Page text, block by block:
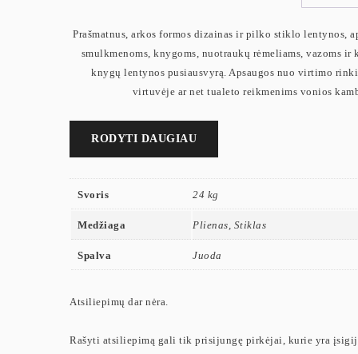
Prašmatnus, arkos formos dizainas ir pilko stiklo lentynos,
smulkmenoms, knygoms, nuotraukų rėmeliams,
knygų lentynos pusiausvyrą. Apsaugos nuo virtimo
virtuvėje ar net tualeto reikmenims vonios
RODYTI DAUGIAU
Svoris 24 kg
Medžiaga Plienas, Stiklas
Spalva Juoda
Atsiliepimų dar nėra.
Rašyti atsiliepimą gali tik prisijungę pirkėjai, kurie yra